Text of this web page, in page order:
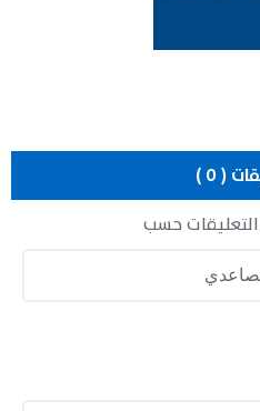
( 0 )
حسب